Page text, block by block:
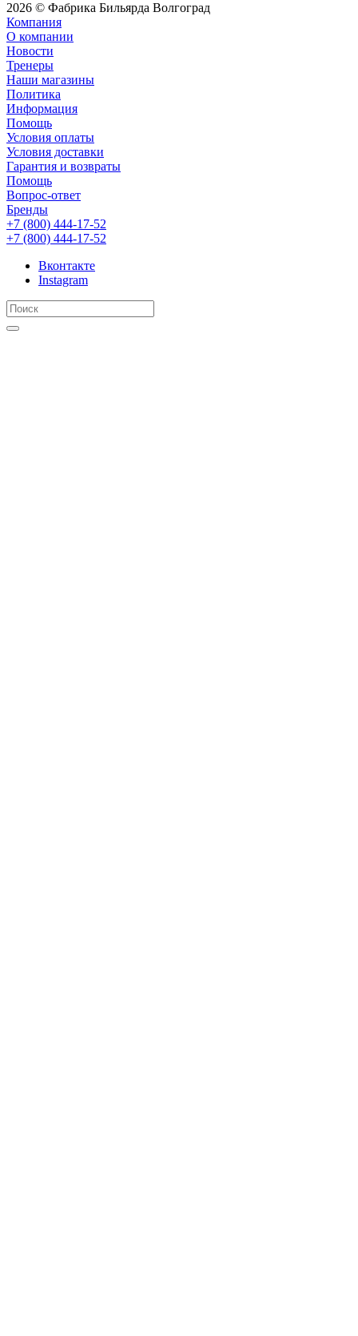
2026 © Фабрика Бильярда Волгоград
Компания
О компании
Новости
Тренеры
Наши магазины
Политика
Информация
Помощь
Условия оплаты
Условия доставки
Гарантия и возвраты
Помощь
Вопрос-ответ
Бренды
+7 (800) 444-17-52
+7 (800) 444-17-52
Вконтакте
Instagram